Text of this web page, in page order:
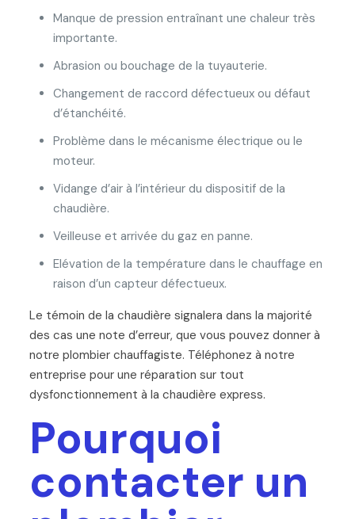
Manque de pression entraînant une chaleur très
importante.
Abrasion ou bouchage de la tuyauterie.
Changement de raccord défectueux ou défaut
d’étanchéité.
Problème dans le mécanisme électrique ou le
moteur.
Vidange d’air à l’intérieur du dispositif de la
chaudière.
Veilleuse et arrivée du gaz en panne.
Elévation de la température dans le chauffage en
raison d’un capteur défectueux.
Le témoin de la chaudière signalera dans la majorité
des cas une note d’erreur, que vous pouvez donner à
notre plombier chauffagiste. Téléphonez à notre
entreprise pour une réparation sur tout
dysfonctionnement à la chaudière express.
Pourquoi
contacter un